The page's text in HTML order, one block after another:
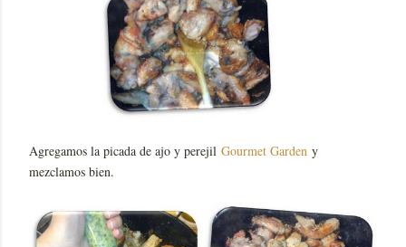
Agregamos la picada de ajo y perejil Gourmet Garden y
mezclamos bien.